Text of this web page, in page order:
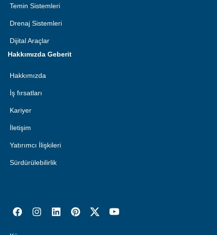
Temin Sistemleri
Drenaj Sistemleri
Dijital Araçlar
Hakkımızda Geberit
Hakkımızda
İş fırsatları
Kariyer
İletişim
Yatırımcı İlişkileri
Sürdürülebilirlik